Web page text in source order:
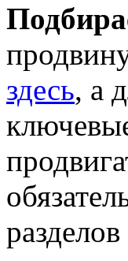
здесь, а